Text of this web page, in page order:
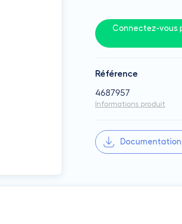
Connectez-vous
Référence
4687957
Informations produit